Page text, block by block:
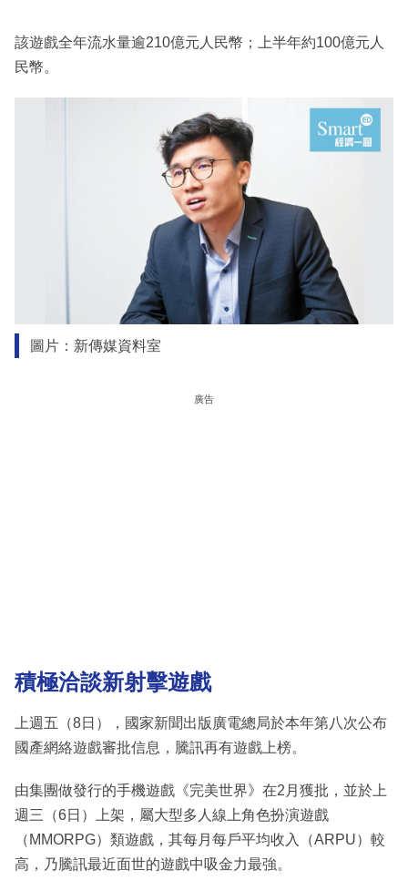
該遊戲全年流水量逾210億元人民幣；上半年約100億元人
民幣。
圖片：新傳媒資料室
廣告
積極洽談新射擊遊戲
上週五（8日），國家新聞出版廣電總局於本年第八次公布
國產網絡遊戲審批信息，騰訊再有遊戲上榜。
由集團做發行的手機遊戲《完美世界》在2月獲批，並於上
週三（6日）上架，屬大型多人線上角色扮演遊戲
（MMORPG）類遊戲，其每月每戶平均收入（ARPU）較
高，乃騰訊最近面世的遊戲中吸金力最強。